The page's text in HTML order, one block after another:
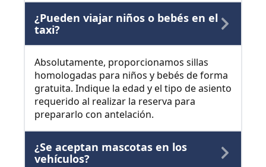
¿Pueden viajar niños o bebés en el
taxi?
Absolutamente, proporcionamos sillas
homologadas para niños y bebés de forma
gratuita. Indique la edad y el tipo de asiento
requerido al realizar la reserva para
prepararlo con antelación.
¿Se aceptan mascotas en los
vehículos?